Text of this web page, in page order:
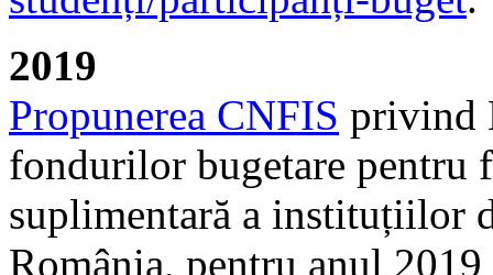
2019
Propunerea CNFIS privind
fondurilor bugetare pentru
suplimentară a instituțiilor
România, pentru anul